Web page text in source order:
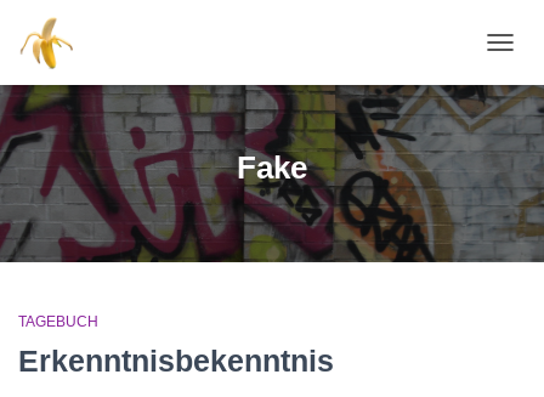
Fake
TAGEBUCH
Erkenntnisbekenntnis